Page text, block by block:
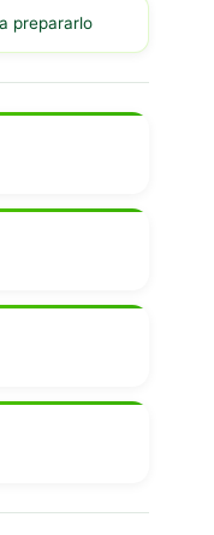
prepararlo